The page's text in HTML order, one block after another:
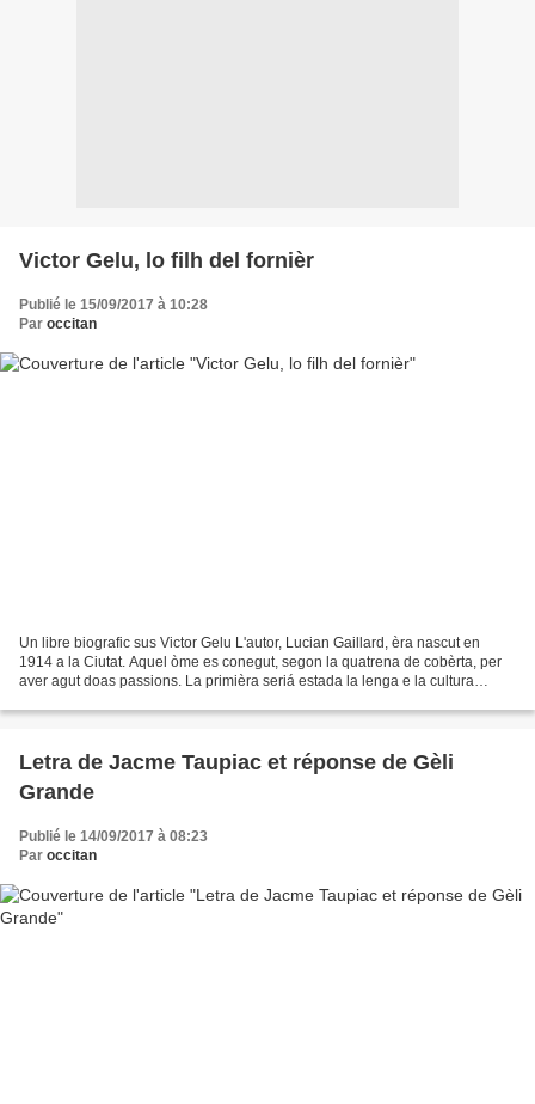
Victor Gelu, lo filh del fornièr
Publié le 15/09/2017 à 10:28
Par occitan
Un libre biografic sus Victor Gelu L'autor, Lucian Gaillard, èra nascut en
1914 a la Ciutat. Aquel òme es conegut, segon la quatrena de cobèrta, per
aver agut doas passions. La primièra seriá estada la lenga e la cultura
Letra de Jacme Taupiac et réponse de Gèli
Grande
Publié le 14/09/2017 à 08:23
Par occitan